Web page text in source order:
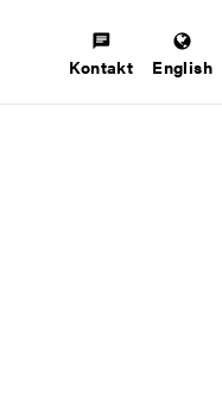
Kontakt English